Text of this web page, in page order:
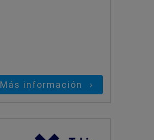
Más información